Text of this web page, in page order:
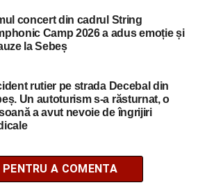
concert din cadrul String
Camp 2026 a adus emoție și
la Sebeș
rutier pe strada Decebal din
Un autoturism s-a răsturnat, o
a avut nevoie de îngrijiri
PENTRU A COMENTA